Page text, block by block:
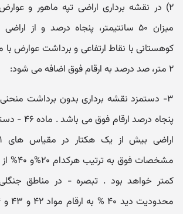
۲) در نقشه برداری اراضی تپه ماهور و
میزان ۵۰ سانتیمتر، پنجاه درصد و از
کوهستانی با نقاط ارتفاعی و برداشت عوارض
۲ متر، صد درصد به ارقام فوق اضافه می شود:
۳- دستمزد نقشه برداری بدون برداشت
پنجاه درصد
مشخصات
کمتر خواهد بود . تبصره - در مناطق